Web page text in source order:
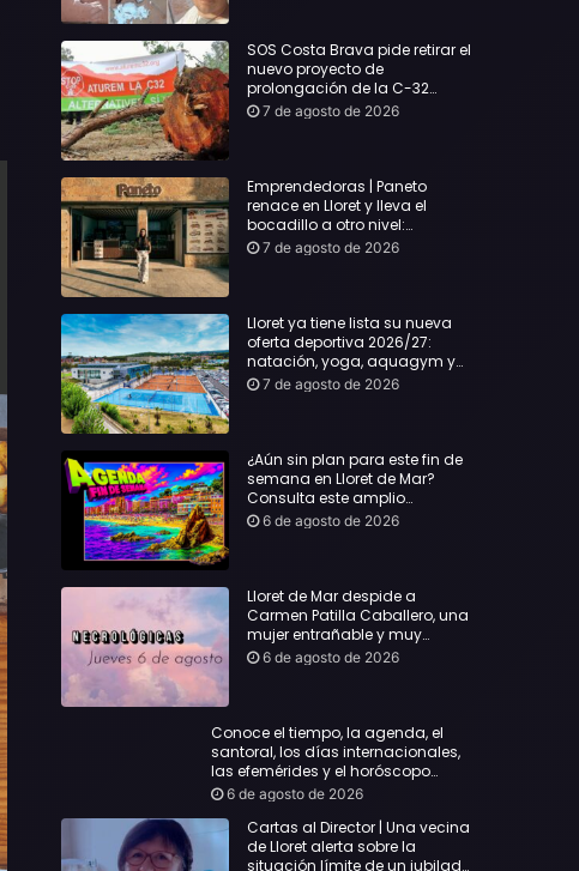
SOS Costa Brava pide retirar el
nuevo proyecto de
prolongación de la C-32
hasta Lloret y reclama la
7 de agosto de 2026
Emprendedoras | Paneto
renace en Lloret y lleva el
bocadillo a otro nivel:
producto km 0 y espíritu
7 de agosto de 2026
Lloret ya tiene lista su nueva
oferta deportiva 2026/27:
natación, yoga, aquagym y
decenas de actividades para
7 de agosto de 2026
¿Aún sin plan para este fin de
semana en Lloret de Mar?
Consulta este amplio
recopilatorio de planes:
6 de agosto de 2026
Lloret de Mar despide a
Carmen Patilla Caballero, una
mujer entrañable y muy
querida
6 de agosto de 2026
Conoce el tiempo, la agenda, el
santoral, los días internacionales,
las efemérides y el horóscopo…
6 de agosto de 2026
Cartas al Director | Una vecina
de Lloret alerta sobre la
situación límite de un jubilado